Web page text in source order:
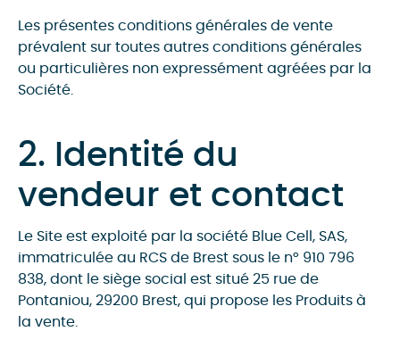
Les présentes conditions générales de vente
prévalent sur toutes autres conditions générales
ou particulières non expressément agréées par la
Société.
2. Identité du
vendeur et contact
Le Site est exploité par la société Blue Cell, SAS,
immatriculée au RCS de Brest sous le n° 910 796
838, dont le siège social est situé 25 rue de
Pontaniou, 29200 Brest, qui propose les Produits à
la vente.